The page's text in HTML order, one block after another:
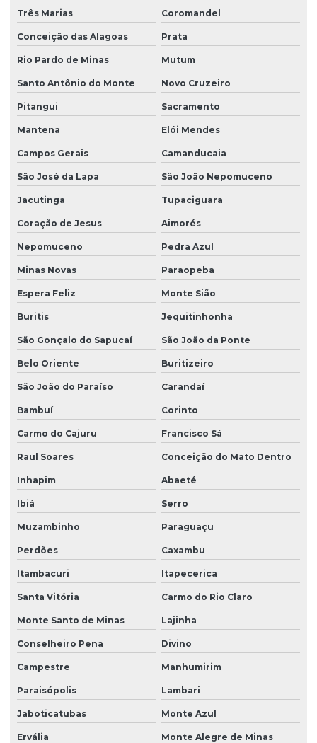
Três Marias Coromandel
Conceição das Alagoas Prata
Rio Pardo de Minas Mutum
Santo Antônio do Monte Novo Cruzeiro
Pitangui Sacramento
Mantena Elói Mendes
Campos Gerais Camanducaia
São José da Lapa São João Nepomuceno
Jacutinga Tupaciguara
Coração de Jesus Aimorés
Nepomuceno Pedra Azul
Minas Novas Paraopeba
Espera Feliz Monte Sião
Buritis Jequitinhonha
São Gonçalo do Sapucaí São João da Ponte
Belo Oriente Buritizeiro
São João do Paraíso Carandaí
Bambuí Corinto
Carmo do Cajuru Francisco Sá
Raul Soares Conceição do Mato Dentro
Inhapim Abaeté
Ibiá Serro
Muzambinho Paraguaçu
Perdões Caxambu
Itambacuri Itapecerica
Santa Vitória Carmo do Rio Claro
Monte Santo de Minas Lajinha
Conselheiro Pena Divino
Campestre Manhumirim
Paraisópolis Lambari
Jaboticatubas Monte Azul
Ervália Monte Alegre de Minas